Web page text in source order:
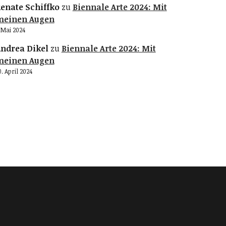
Schiffkozu Biennale Arte 2024: Mit
Augen
Mai 2024
Dikelzu Biennale Arte 2024: Mit
Augen
April 2024